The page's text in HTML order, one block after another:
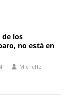
de los
no está en
Michelle